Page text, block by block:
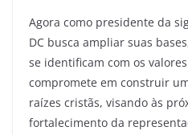
Agora como presidente da
DC busca ampliar suas
se identificam com os
compromete em construir
raízes cristãs, visando às
fortalecimento da